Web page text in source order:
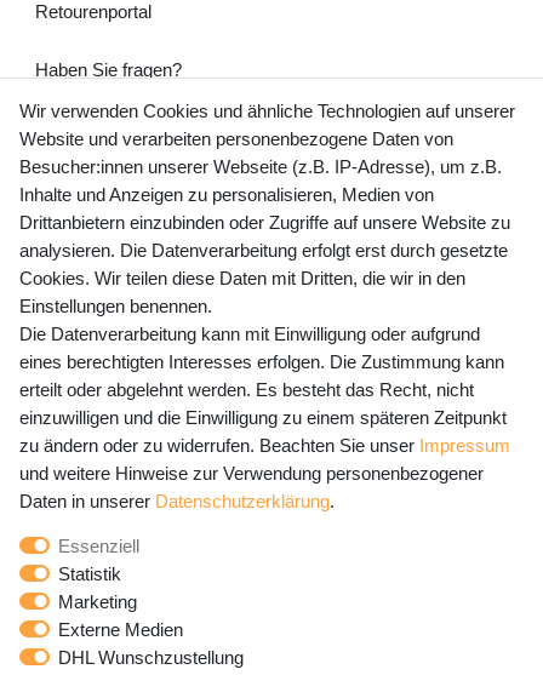
Retourenportal
Haben Sie fragen?
+49 (0) 35243 460 400
Mo-Fr 9-15 Uhr
shop@banjado.com
Preisangaben inkl. gesetzl. MwSt. und zzgl. Service- und
Versandkosten
Newsletter Anmeldung - Keine Angebote
mehr verpassen!
E-MAIL **
Newsletter
Honig
Hiermit bestätige ich, dass ich die
gelesen habe. Meine Einwilligung kann ich jederzeit
widerrufen.**
Wir verwenden Cookies und ähnliche Technologien auf unserer
Website und verarbeiten personenbezogene Daten von
Besucher:innen unserer Webseite (z.B. IP-Adresse), um z.B.
Inhalte und Anzeigen zu personalisieren, Medien von
Drittanbietern einzubinden oder Zugriffe auf unsere Website zu
analysieren. Die Datenverarbeitung erfolgt erst durch gesetzte
Cookies. Wir teilen diese Daten mit Dritten, die wir in den
Einstellungen benennen.
Die Datenverarbeitung kann mit Einwilligung oder aufgrund
eines berechtigten Interesses erfolgen. Die Zustimmung kann
erteilt oder abgelehnt werden. Es besteht das Recht, nicht
einzuwilligen und die Einwilligung zu einem späteren Zeitpunkt
zu ändern oder zu widerrufen. Beachten Sie unser Impressum
und weitere Hinweise zur Verwendung personenbezogener
Daten in unserer Daten­schutz­erklärung.
Essenziell
Statistik
Marketing
Externe Medien
DHL Wunschzustellung